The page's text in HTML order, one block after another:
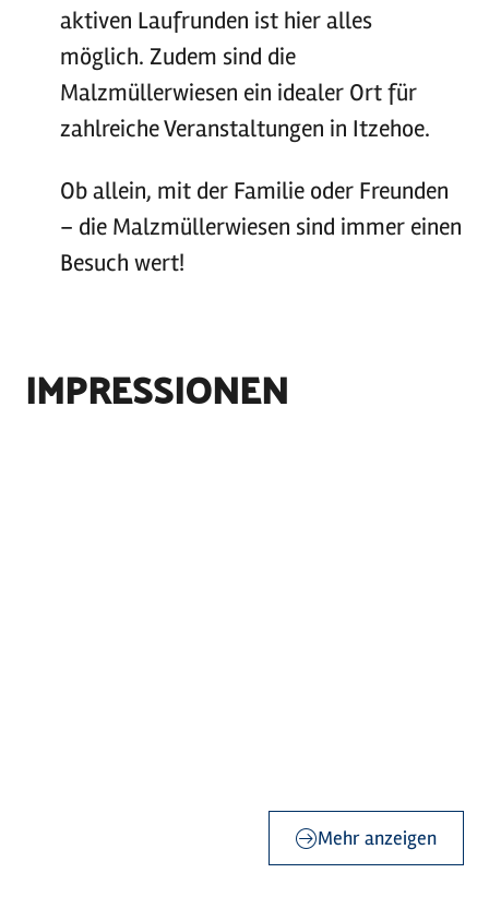
aktiven Laufrunden ist hier alles
möglich. Zudem sind die
Malzmüllerwiesen ein idealer Ort für
zahlreiche Veranstaltungen in Itzehoe.
Ob allein, mit der Familie oder Freunden
– die Malzmüllerwiesen sind immer einen
Besuch wert!
IMPRESSIONEN
Mehr anzeigen